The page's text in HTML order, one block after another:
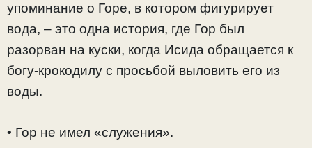
упоминание о Горе, в котором фигурирует
вода, – это одна история, где Гор был
разорван на куски, когда Исида обращается к
богу-крокодилу с просьбой выловить его из
воды.
• Гор не имел «служения».